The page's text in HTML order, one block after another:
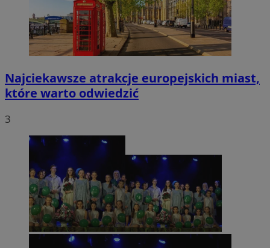
Najciekawsze atrakcje europejskich miast,
które warto odwiedzić
3